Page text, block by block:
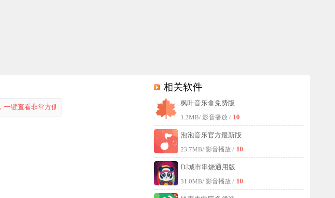
常方便哦，同时还有上万首新歌为用户们推荐，精彩歌单一键查看，都能免费收听哦，并且还有每日推荐的
相关软件
枫叶音乐盒免费版
1.2MB/ 影音播放 / 10
泡泡音乐官方最新版
23.7MB/ 影音播放 / 10
DJ城市串烧通用版
31.0MB/ 影音播放 / 10